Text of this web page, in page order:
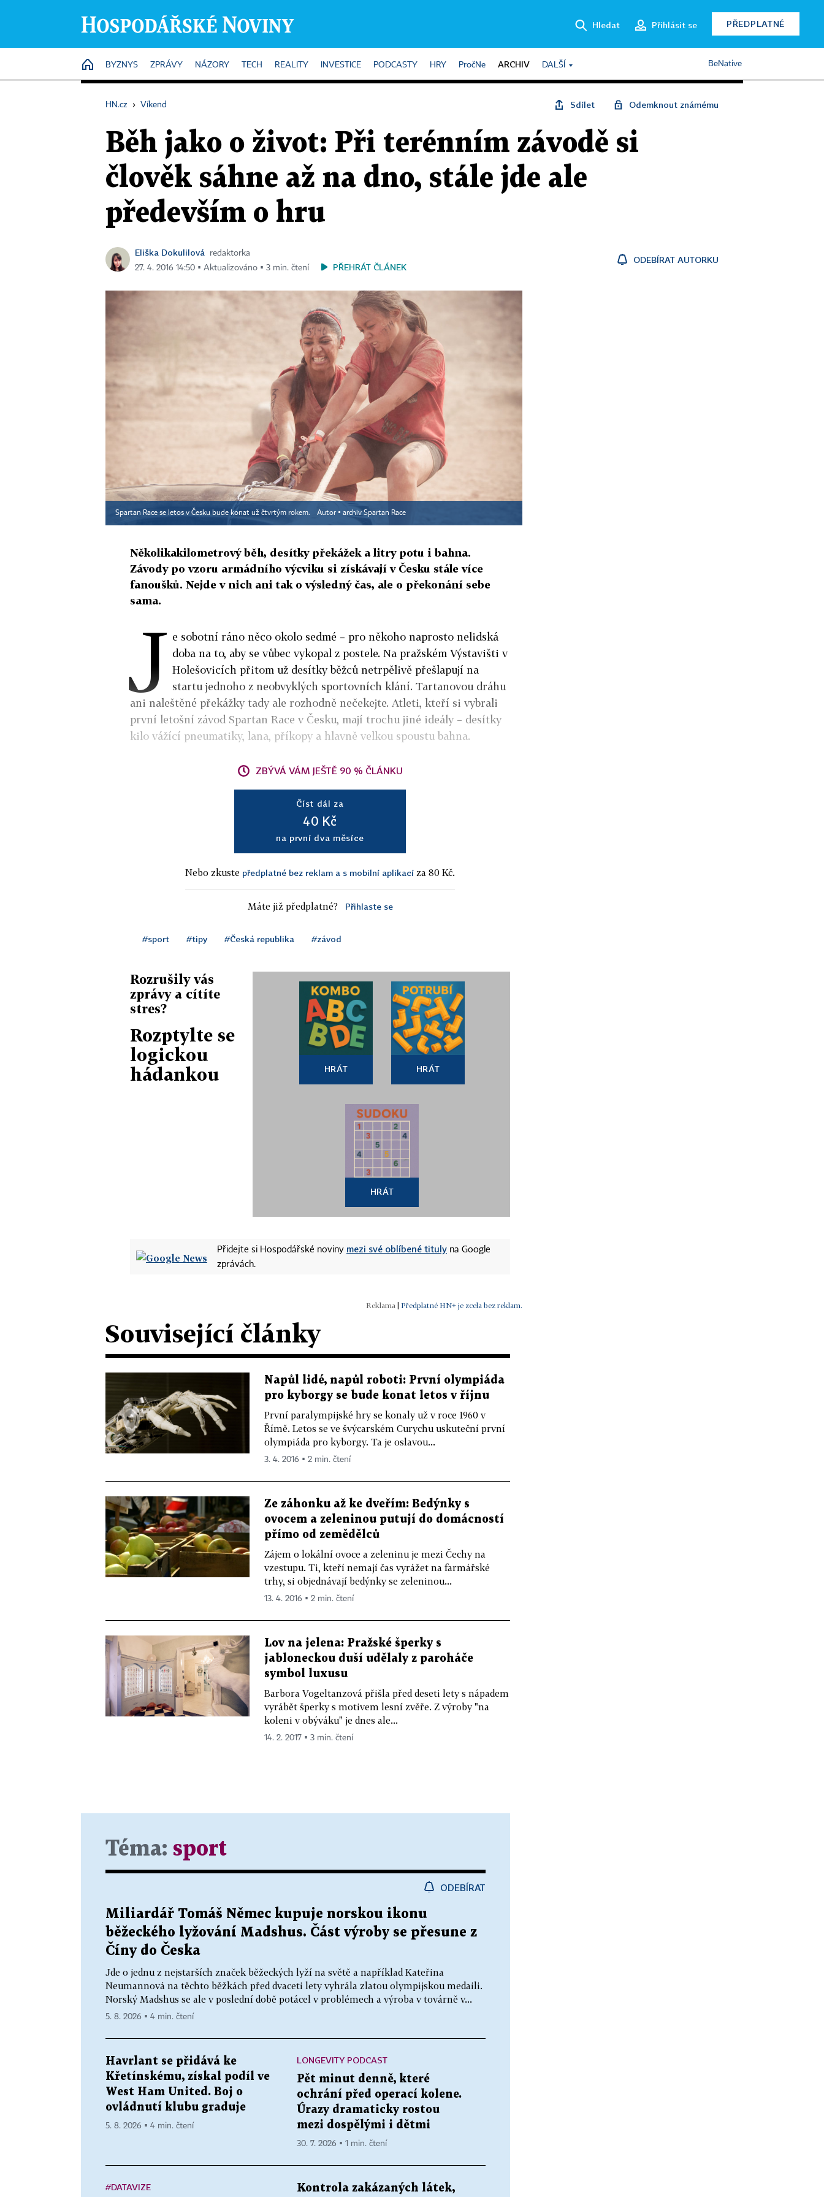
Hledat Přihlásit se PŘEDPLATNÉ
HOME
BYZNYS ZPRÁVY NÁZORY TECH REALITY INVESTICE PODCASTY HRY PročNe ARCHIV DALŠÍ BeNative
HN.cz › Víkend Sdílet Odemknout známému
Běh jako o život: Při terénním závodě si
člověk sáhne až na dno, stále jde ale
především o hru
Eliška Dokulilová
redaktorka
27. 4. 2016 14:50 ▪ Aktualizováno ▪ 3 min. čtení
PŘEHRÁT ČLÁNEK
ODEBÍRAT AUTORKU
Spartan Race se letos v Česku bude konat už čtvrtým rokem. Autor ▪ archiv Spartan Race
Několikakilometrový běh, desítky překážek a litry potu i bahna.
Závody po vzoru armádního výcviku si získávají v Česku stále více
fanoušků. Nejde v nich ani tak o výsledný čas, ale o překonání sebe
sama.
J e sobotní ráno něco okolo sedmé – pro někoho naprosto nelidská
doba na to, aby se vůbec vykopal z postele. Na pražském Výstavišti v
Holešovicích přitom už desítky běžců netrpělivě přešlapují na
startu jednoho z neobvyklých sportovních klání. Tartanovou dráhu
ani naleštěné překážky tady ale rozhodně nečekejte. Atleti, kteří si vybrali
první letošní závod Spartan Race v Česku, mají trochu jiné ideály – desítky
kilo vážící pneumatiky, lana, příkopy a hlavně velkou spoustu bahna.
ZBÝVÁ VÁM JEŠTĚ 90 % ČLÁNKU
Číst dál za
40 Kč
na první dva měsíce
Nebo zkuste předplatné bez reklam a s mobilní aplikací za 80 Kč.
Máte již předplatné? Přihlaste se
#sport #tipy #Česká republika #závod
Rozrušily vás
zprávy a cítíte
stres?
Rozptylte se
logickou
hádankou
HRÁT HRÁT
HRÁT
Přidejte si Hospodářské noviny mezi své oblíbené tituly na Google
zprávách.
| Předplatné HN+ je zcela bez reklam.
Související články
Napůl lidé, napůl roboti: První olympiáda
pro kyborgy se bude konat letos v říjnu
První paralympijské hry se konaly už v roce 1960 v
Římě. Letos se ve švýcarském Curychu uskuteční první
olympiáda pro kyborgy. Ta je oslavou...
3. 4. 2016 ▪ 2 min. čtení
Ze záhonku až ke dveřím: Bedýnky s
ovocem a zeleninou putují do domácností
přímo od zemědělců
Zájem o lokální ovoce a zeleninu je mezi Čechy na
vzestupu. Ti, kteří nemají čas vyrážet na farmářské
trhy, si objednávají bedýnky se zeleninou...
13. 4. 2016 ▪ 2 min. čtení
Lov na jelena: Pražské šperky s
jabloneckou duší udělaly z paroháče
symbol luxusu
Barbora Vogeltanzová přišla před deseti lety s nápadem
vyrábět šperky s motivem lesní zvěře. Z výroby "na
koleni v obýváku" je dnes ale...
14. 2. 2017 ▪ 3 min. čtení
Téma: sport
ODEBÍRAT
Miliardář Tomáš Němec kupuje norskou ikonu
běžeckého lyžování Madshus. Část výroby se přesune z
Číny do Česka
Jde o jednu z nejstarších značek běžeckých lyží na světě a například Kateřina
Neumannová na těchto běžkách před dvaceti lety vyhrála zlatou olympijskou medaili.
Norský Madshus se ale v poslední době potácel v problémech a výroba v továrně v...
5. 8. 2026 ▪ 4 min. čtení
Havrlant se přidává ke
Křetínskému, získal podíl ve
West Ham United. Boj o
ovládnutí klubu graduje
5. 8. 2026 ▪ 4 min. čtení
LONGEVITY PODCAST
Pět minut denně, které
ochrání před operací kolene.
Úrazy dramaticky rostou
mezi dospělými i dětmi
30. 7. 2026 ▪ 1 min. čtení
#DATAVIZE Kontrola zakázaných látek,